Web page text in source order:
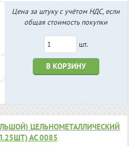
Цена за штуку с учётом НДС, если
общая стоимость покупки
шт.
В КОРЗИНУ
ЦЕЛЬНОМЕТАЛЛИЧЕСКИЙ
АС 0085